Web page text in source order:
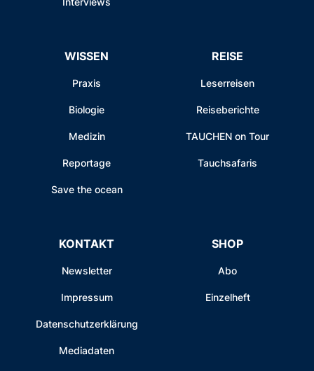
WISSEN
Praxis
Biologie
Medizin
Reportage
Save the ocean
REISE
Leserreisen
Reiseberichte
TAUCHEN on Tour
Tauchsafaris
KONTAKT
Newsletter
Impressum
Datenschutzerklärung
Mediadaten
SHOP
Abo
Einzelheft